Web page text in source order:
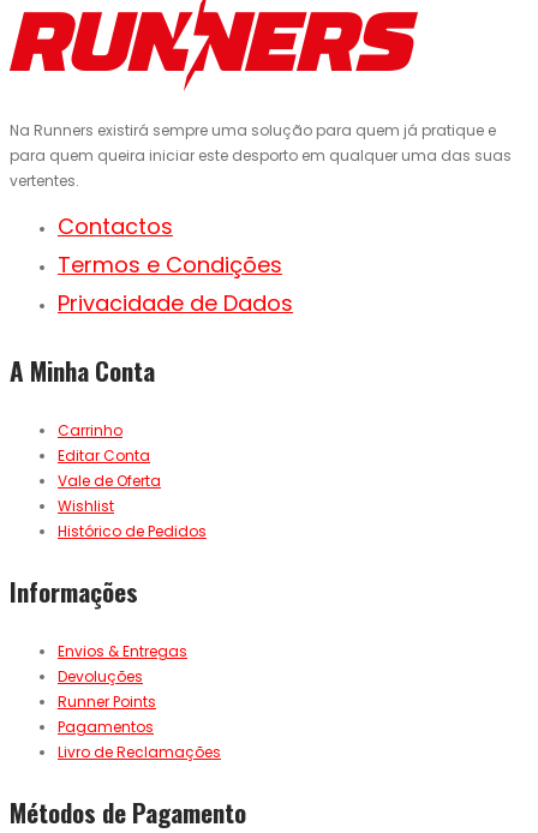
Na Runners existirá sempre uma solução para quem já pratique e
para quem queira iniciar este desporto em qualquer uma das suas
vertentes.
Contactos
Termos e Condições
Privacidade de Dados
A Minha Conta
Carrinho
Editar Conta
Vale de Oferta
Wishlist
Histórico de Pedidos
Informações
Envios & Entregas
Devoluções
Runner Points
Pagamentos
Livro de Reclamações
Métodos de Pagamento